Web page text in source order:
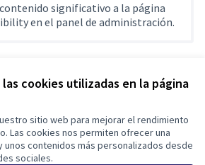
cookies utilizadas en la página
sitio web para mejorar el rendimiento
Las cookies nos permiten ofrecer una
unos contenidos más personalizados desde
sociales.
significativo a la página
en el panel de administración.
uso
en Instagram
Choose language